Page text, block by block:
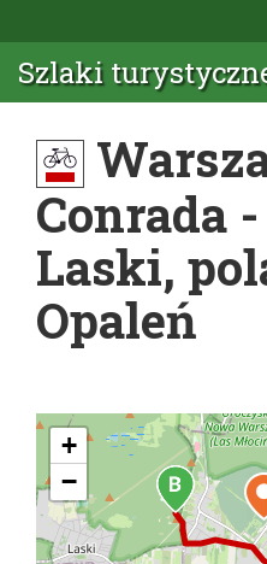
Szlaki
Conrada
Laski,
Opaleń
+
−